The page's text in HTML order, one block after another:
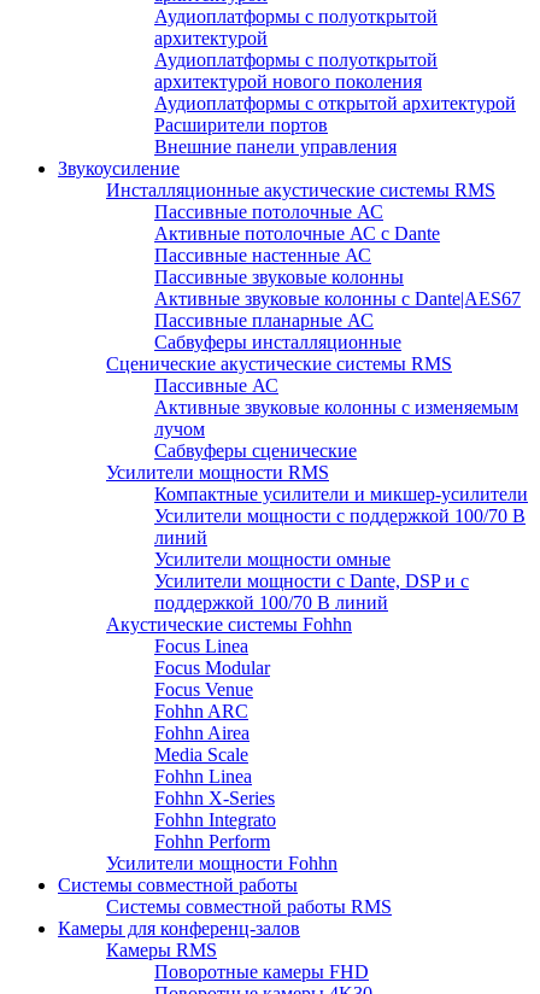
Аудиоплатформы с полуоткрытой
архитектурой
Аудиоплатформы с полуоткрытой
архитектурой нового поколения
Аудиоплатформы с открытой архитектурой
Расширители портов
Внешние панели управления
Звукоусиление
Инсталляционные акустические системы RMS
Пассивные потолочные АС
Активные потолочные АС с Dante
Пассивные настенные АС
Пассивные звуковые колонны
Активные звуковые колонны с Dante|AES67
Пассивные планарные АС
Сабвуферы инсталляционные
Сценические акустические системы RMS
Пассивные АС
Активные звуковые колонны с изменяемым
лучом
Сабвуферы сценические
Усилители мощности RMS
Компактные усилители и микшер-усилители
Усилители мощности с поддержкой 100/70 В
линий
Усилители мощности омные
Усилители мощности с Dante, DSP и с
поддержкой 100/70 В линий
Акустические системы Fohhn
Focus Linea
Focus Modular
Focus Venue
Fohhn ARC
Fohhn Airea
Media Scale
Fohhn Linea
Fohhn X-Series
Fohhn Integrato
Fohhn Perform
Усилители мощности Fohhn
Системы совместной работы
Системы совместной работы RMS
Камеры для конференц-залов
Камеры RMS
Поворотные камеры FHD